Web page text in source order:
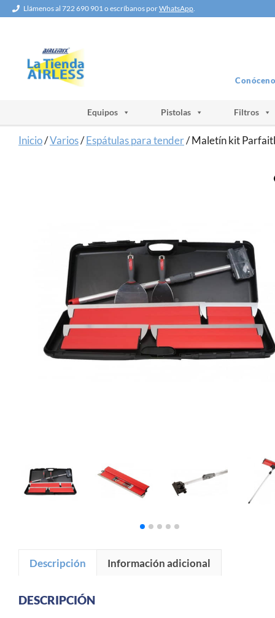
SaltarLlámenos al 722 690 901 o escríbanos porWhatsApp.
Equipos Pistolas Filtros
Inicio/Varios/Espátulas para tender/ Maletín kit
Descripción Información adicional
DESCRIPCIÓN